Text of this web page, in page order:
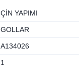
ÇİN YAPIMI
GOLLAR
A134026
1